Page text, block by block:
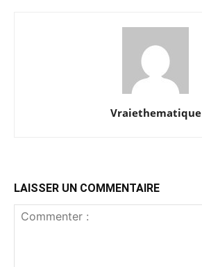
Vraiethematique
LAISSER UN COMMENTAIRE